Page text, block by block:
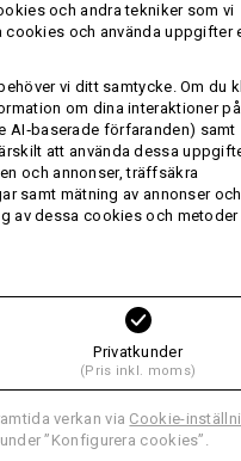
stretch
och andra tekniker som vi
cookies och använda uppgifter
vi ditt samtycke. Om du
om dina interaktioner
AI‑baserade förfaranden) samt
att använda dessa
och annonser, träffsäkra
samt mätning av annonser och
av dessa cookies och
Privatkunder
(Pris inkl. moms)
verkan via Cookie-
”Konfigurera cookies”.